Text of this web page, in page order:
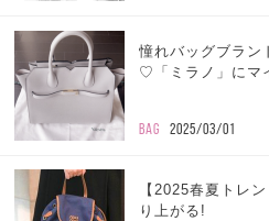
憧れバッグブラ
♡「ミラノ」にマ
BAG 2025/03/01
【2025春夏トレ
り上がる!